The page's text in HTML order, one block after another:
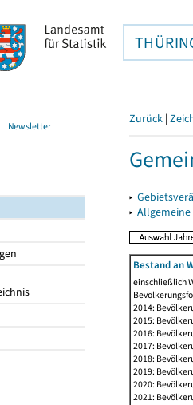
Newsletter Zurück |
▸
▸
Bestand an
einschließlich
2014:
2015:
2016:
2017:
2018:
2019:
2020:
2021: